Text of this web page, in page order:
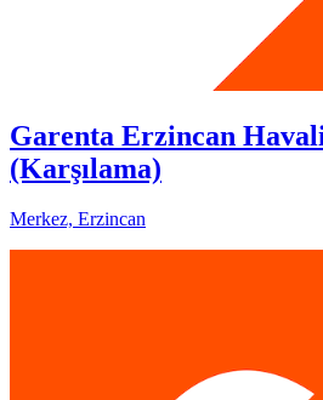
Garenta Erzincan
(Karşılama)
Merkez, Erzincan